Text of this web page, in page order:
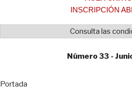
INSCRIPCIÓN
Consulta las
Número 33 -
Portada